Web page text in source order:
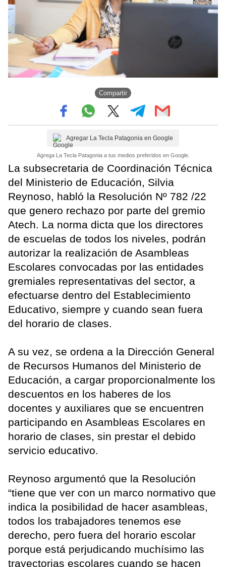
Compartir
Agregar La Tecla Patagonia en Google
Agrega La Tecla Patagonia a tus medios preferidos en Google.
La subsecretaria de Coordinación Técnica
del Ministerio de Educación, Silvia
Reynoso, habló la Resolución Nº 782 /22
que genero rechazo por parte del gremio
Atech. La norma dicta que los directores
de escuelas de todos los niveles, podrán
autorizar la realización de Asambleas
Escolares convocadas por las entidades
gremiales representativas del sector, a
efectuarse dentro del Establecimiento
Educativo, siempre y cuando sean fuera
del horario de clases.
A su vez, se ordena a la Dirección General
de Recursos Humanos del Ministerio de
Educación, a cargar proporcionalmente los
descuentos en los haberes de los
docentes y auxiliares que se encuentren
participando en Asambleas Escolares en
horario de clases, sin prestar el debido
servicio educativo.
Reynoso argumentó que la Resolución
“tiene que ver con un marco normativo que
indica la posibilidad de hacer asambleas,
todos los trabajadores tenemos ese
derecho, pero fuera del horario escolar
porque está perjudicando muchísimo las
trayectorias escolares cuando se hacen